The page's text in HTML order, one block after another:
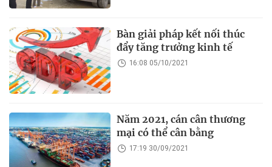
Bàn giải pháp kết nối thúc
đẩy tăng trưởng kinh tế
16:08 05/10/2021
Năm 2021, cán cân thương
mại có thể cân bằng
17:19 30/09/2021